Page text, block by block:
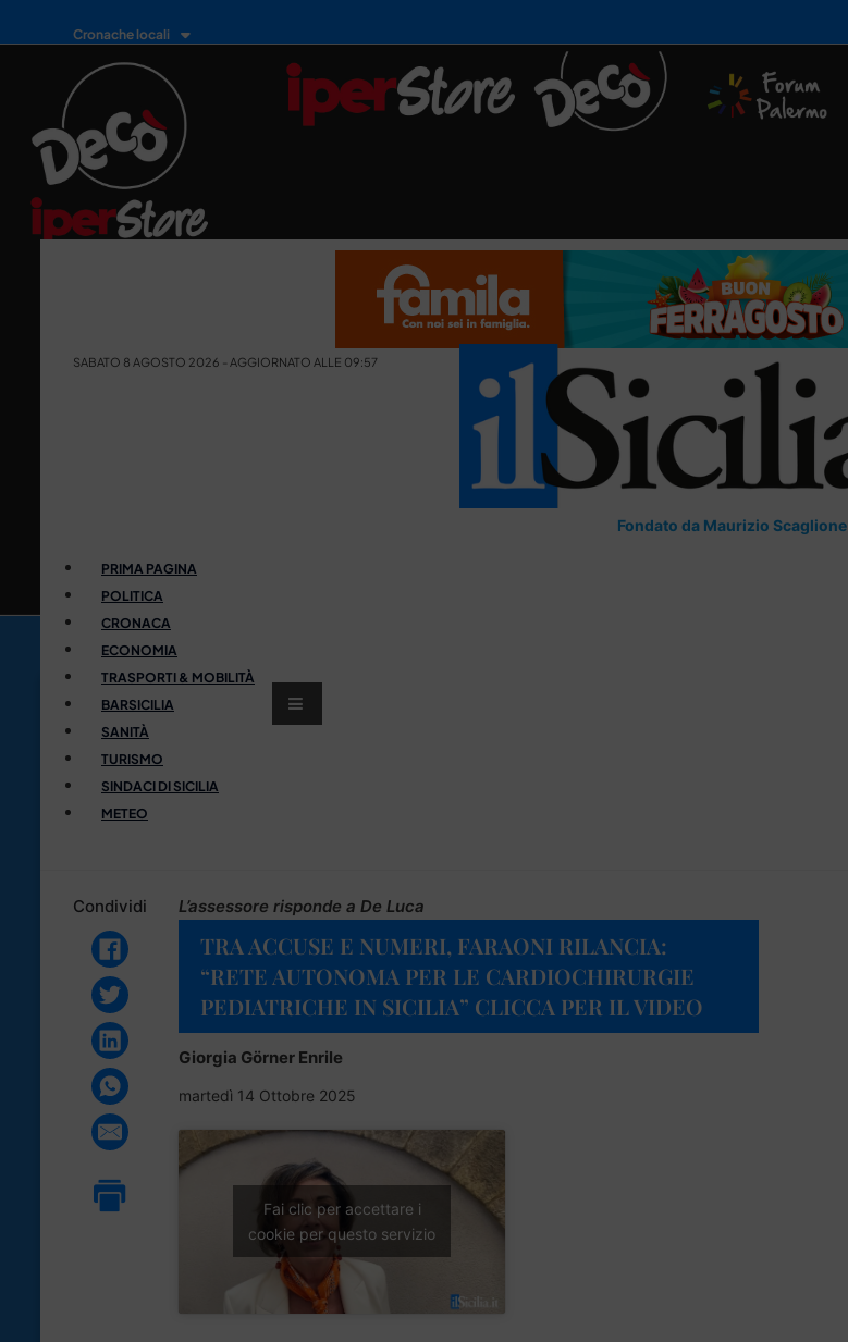
Cronache locali
SABATO 8 AGOSTO 2026 - AGGIORNATO ALLE 09:57
Fondato da Maurizio Scaglione
PRIMA PAGINA
POLITICA
CRONACA
ECONOMIA
TRASPORTI & MOBILITÀ
BARSICILIA
SANITÀ
TURISMO
SINDACI DI SICILIA
METEO
Condividi L’assessore risponde a De Luca
TRA ACCUSE E NUMERI, FARAONI RILANCIA:
“RETE AUTONOMA PER LE CARDIOCHIRURGIE
PEDIATRICHE IN SICILIA” CLICCA PER IL VIDEO
Giorgia Görner Enrile
martedì 14 Ottobre 2025
Fai clic per accettare i
cookie per questo servizio